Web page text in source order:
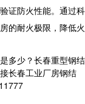
证防火性能。通过科
的耐火极限，降低火
多少？长春重型钢结
长春工业厂房钢结